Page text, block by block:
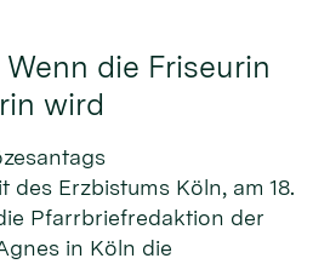
die Friseurin
wird
Erzbistums Köln, am 18.
Pfarrbriefredaktion der
in Köln die